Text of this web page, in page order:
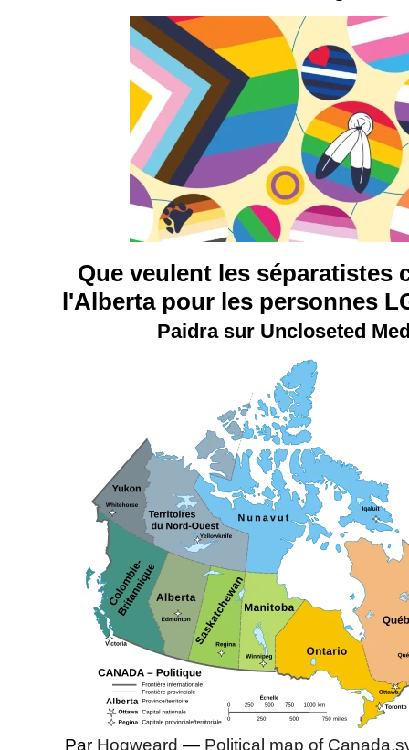
Que veulent les séparatistes
l'Alberta pour les personnes
Paidra sur Uncloseted
Par Hogweard — Political map of